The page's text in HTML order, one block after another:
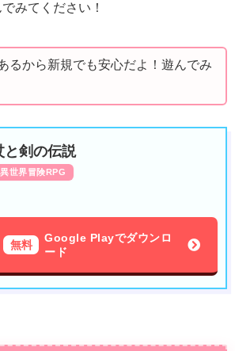
みてください！
るから新規でも安心だよ！遊んでみ
と剣の伝説
異世界冒険RPG
無料
Google Playでダウンロ
ード